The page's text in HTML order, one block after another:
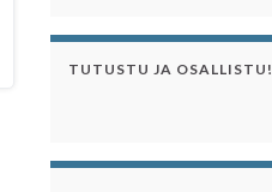
TUTUSTU JA OSALLISTU!